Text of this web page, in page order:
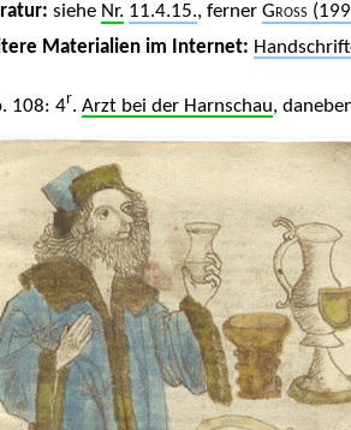
siehe Nr. 11.4.15., ferner Gross
Materialien im Internet:
108: 4r. Arzt bei der Harnschau,